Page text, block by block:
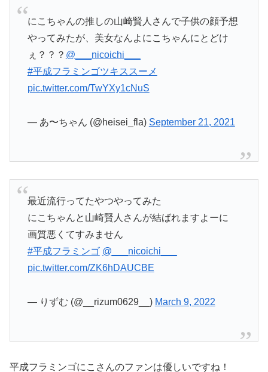
にこちゃんの推しの山崎賢人さんで子供の顔予想
やってみたが、美女なんよにこちゃんにとどけ
ぇ？？？ @___nicoichi___
#平成フラミンゴツキススーメ
pic.twitter.com/TwYXy1cNuS
— あ〜ちゃん (@heisei_fla) September 21, 2021
最近流行ってたやつやってみた
にこちゃんと山崎賢人さんが結ばれますよーに
画質悪くてすみません
#平成フラミンゴ @___nicoichi___
pic.twitter.com/ZK6hDAUCBE
— りずむ (@__rizum0629__) March 9, 2022
平成フラミンゴにこさんのファンは優しいですね！